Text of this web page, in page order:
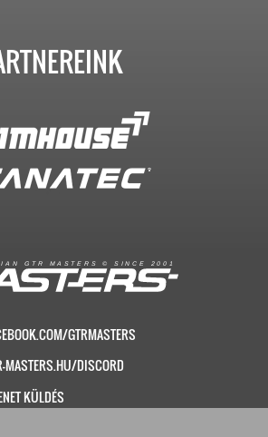
I A N G T R M A S T E R S © S I N C E 2 0 0 1
GTRMASTERS
MASTERS.HU/DISCORD
KÜLDÉS